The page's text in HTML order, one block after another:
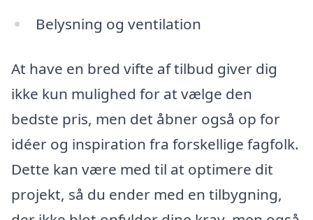
Belysning og ventilation
At have en bred vifte af tilbud giver dig
ikke kun mulighed for at vælge den
bedste pris, men det åbner også op for
idéer og inspiration fra forskellige fagfolk.
Dette kan være med til at optimere dit
projekt, så du ender med en tilbygning,